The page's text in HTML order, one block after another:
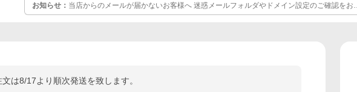
お知らせ： 当店からのメールが届かないお客様へ 迷惑メールフォルダやドメイン設定のご確認をお願
いします。
8/17より順次発送を致します。